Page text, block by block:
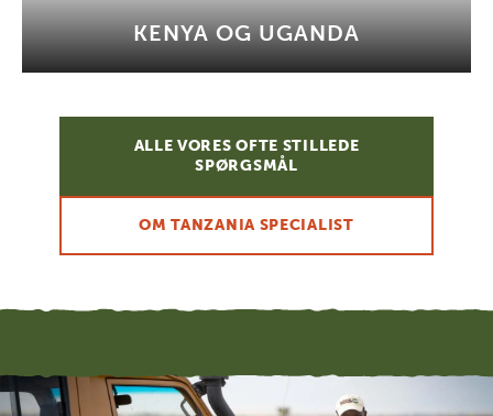
KENYA OG UGANDA
ALLE VORES OFTE STILLEDE
SPØRGSMÅL
OM TANZANIA SPECIALIST